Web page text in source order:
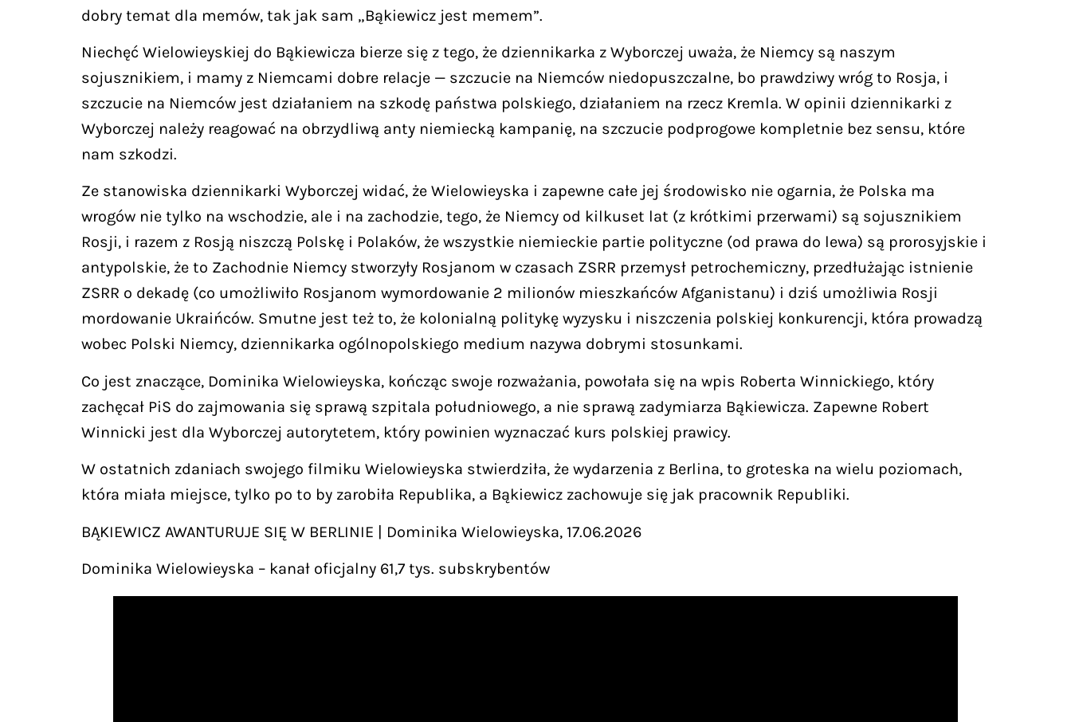
dobry temat dla memów, tak jak sam „Bąkiewicz jest memem”.
Niechęć Wielowieyskiej do Bąkiewicza bierze się z tego, że dziennikarka z Wyborczej uważa, że Niemcy są naszym
sojusznikiem, i mamy z Niemcami dobre relacje — szczucie na Niemców niedopuszczalne, bo prawdziwy wróg to Rosja, i
szczucie na Niemców jest działaniem na szkodę państwa polskiego, działaniem na rzecz Kremla. W opinii dziennikarki z
Wyborczej należy reagować na obrzydliwą anty niemiecką kampanię, na szczucie podprogowe kompletnie bez sensu, które
nam szkodzi.
Ze stanowiska dziennikarki Wyborczej widać, że Wielowieyska i zapewne całe jej środowisko nie ogarnia, że Polska ma
wrogów nie tylko na wschodzie, ale i na zachodzie, tego, że Niemcy od kilkuset lat (z krótkimi przerwami) są sojusznikiem
Rosji, i razem z Rosją niszczą Polskę i Polaków, że wszystkie niemieckie partie polityczne (od prawa do lewa) są prorosyjskie i
antypolskie, że to Zachodnie Niemcy stworzyły Rosjanom w czasach ZSRR przemysł petrochemiczny, przedłużając istnienie
ZSRR o dekadę (co umożliwiło Rosjanom wymordowanie 2 milionów mieszkańców Afganistanu) i dziś umożliwia Rosji
mordowanie Ukraińców. Smutne jest też to, że kolonialną politykę wyzysku i niszczenia polskiej konkurencji, która prowadzą
wobec Polski Niemcy, dziennikarka ogólnopolskiego medium nazywa dobrymi stosunkami.
Co jest znaczące, Dominika Wielowieyska, kończąc swoje rozważania, powołała się na wpis Roberta Winnickiego, który
zachęcał PiS do zajmowania się sprawą szpitala południowego, a nie sprawą zadymiarza Bąkiewicza. Zapewne Robert
Winnicki jest dla Wyborczej autorytetem, który powinien wyznaczać kurs polskiej prawicy.
W ostatnich zdaniach swojego filmiku Wielowieyska stwierdziła, że wydarzenia z Berlina, to groteska na wielu poziomach,
która miała miejsce, tylko po to by zarobiła Republika, a Bąkiewicz zachowuje się jak pracownik Republiki.
BĄKIEWICZ AWANTURUJE SIĘ W BERLINIE | Dominika Wielowieyska, 17.06.2026
Dominika Wielowieyska – kanał oficjalny 61,7 tys. subskrybentów